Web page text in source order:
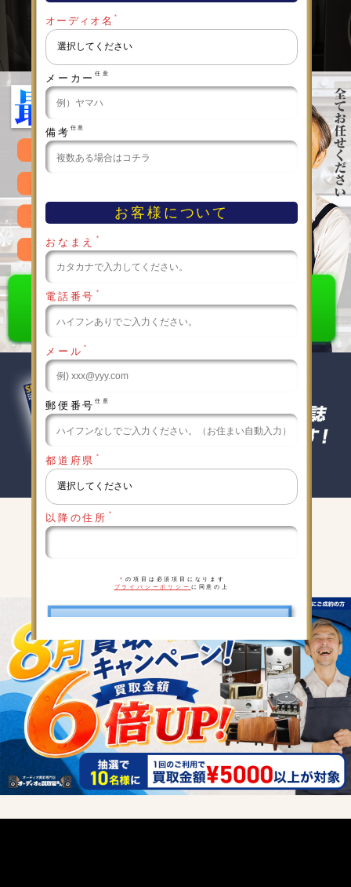
オーディオ名 ＊
メーカー 任意
備考 任意
お客様について
おなまえ ＊
電話番号 ＊
メール ＊
郵便番号 任意
都道府県 ＊
以降の住所 ＊
＊の項目は必須項目になります
プライバシーポリシー に同意の上
0120-789-986
キャンペーン実施中